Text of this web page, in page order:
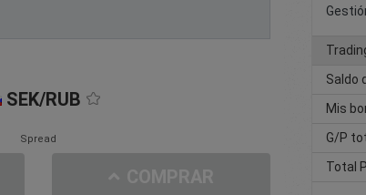
SEK/RUB
Spread
Saldo
Mis
G/P
Total